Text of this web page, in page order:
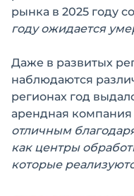
рынка в 2025 году
году ожидается
Даже в развитых
наблюдаются
регионах год
арендная компания
отличным
как центры
которые